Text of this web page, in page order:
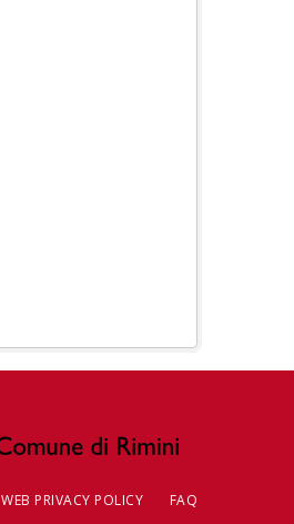
WEB PRIVACY POLICY FAQ